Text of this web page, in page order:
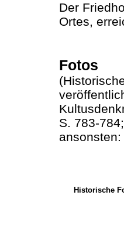
Der
Ortes,
Fotos
S. 783-
Historische